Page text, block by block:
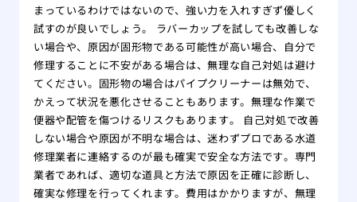
まっているわけではないので、強い力を入れすぎず優しく
試すのが良いでしょう。 ラバーカップを試しても改善しな
い場合や、原因が固形物である可能性が高い場合、自分で
修理することに不安がある場合は、無理な自己対処は避け
てください。固形物の場合はパイプクリーナーは無効で、
かえって状況を悪化させることもあります。無理な作業で
便器や配管を傷つけるリスクもあります。 自己対処で改善
しない場合や原因が不明な場合は、迷わずプロである水道
修理業者に連絡するのが最も確実で安全な方法です。専門
業者であれば、適切な道具と方法で原因を正確に診断し、
確実な修理を行ってくれます。費用はかかりますが、無理